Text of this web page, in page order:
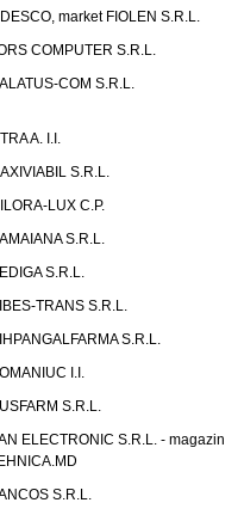
market FIOLEN S.R.L.
COMPUTER S.R.L.
COM S.R.L.
A. I.I.
S.R.L.
LUX C.P.
S.R.L.
S.R.L.
TRANS S.R.L.
S.R.L.
I.I.
S.R.L.
ELECTRONIC S.R.L. - magazin
S.R.L.